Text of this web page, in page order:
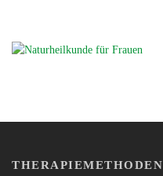
THERAPIEMETHODEN